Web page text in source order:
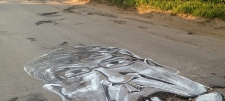
Перейти к основному содержанию